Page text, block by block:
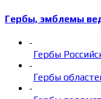
Гербы, эмблемы
-
Гербы
-
Гербы
-